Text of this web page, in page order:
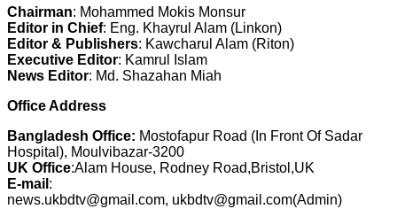
Chairman: Mohammed Mokis Monsur
Editor in Chief: Eng. Khayrul Alam (Linkon)
Editor & Publishers: Kawcharul Alam (Riton)
Executive Editor: Kamrul Islam
News Editor: Md. Shazahan Miah
Office Address
Bangladesh Office: Mostofapur Road (In Front Of Sadar
Hospital), Moulvibazar-3200
UK Office:Alam House, Rodney Road,Bristol,UK
E-mail :
news.ukbdtv@gmail.com, ukbdtv@gmail.com(Admin)